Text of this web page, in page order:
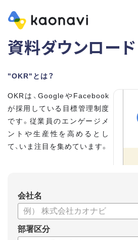
資料ダウンロード
"OKR"とは？
OKRは、GoogleやFacebook
が採用している目標管理制度
です。従業員のエンゲージメ
ントや生産性を高めるとし
て、いま注目を集めています。
・OKRと従来の目標管理制度
との違い
・OKRを導入、運用するにはどうすれ
・OKRの運用を助けるツール
会社名
部署区分